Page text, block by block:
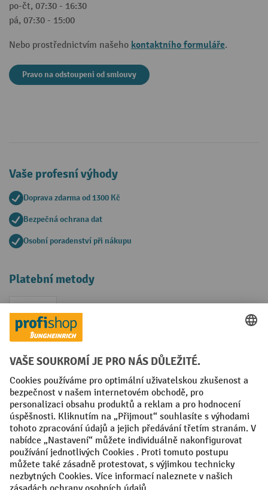
po-čt, 07:30 - 16:30
pá, 07:30 - 15:00
Nebo prostřednictvím našeho kontaktního formuláře.
Pravo na odstoupeni od smlouvy
Vaše profesní výhody
Doprava zdarma od 1300 Kč
Bezpečná ochrana dat
Osobní poradenství při nákupu
Platební metody
Faktura
Sociální sítě
Facebook
YouTubeLinkedIn
VODP Otisk
Prohlášení o ochraně osobních údajů
Nastavení ochrany osobních údajů